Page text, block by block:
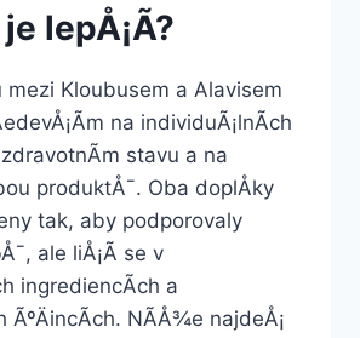
lepÅ¡Ã­?
mezi Kloubusem a Alavisem
na individuÃ¡lnÃ­ch
zdravotnÃ­m stavu a na
produktÅ¯. Oba doplÅky
tak, aby podporovaly
ale liÅ¡Ã­ se v
ingrediencÃ­ch a
NÃ­Å¾e najdeÅ¡